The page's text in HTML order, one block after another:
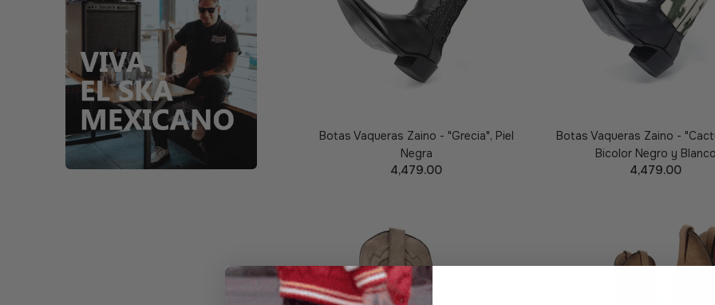
Botas Vaqueras Zaino - "Grecia", Piel
Negra
4,479.00
Botas Vaqueras Zaino -
Bicolor Negro y Blanco
4,479.00